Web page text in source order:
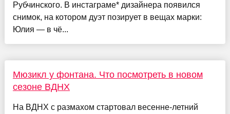
Рубчинского. В инстаграме* дизайнера появился
снимок, на котором дуэт позирует в вещах марки:
Юлия — в чё...
Мюзикл у фонтана. Что посмотреть в новом
сезоне ВДНХ
На ВДНХ с размахом стартовал весенне-летний